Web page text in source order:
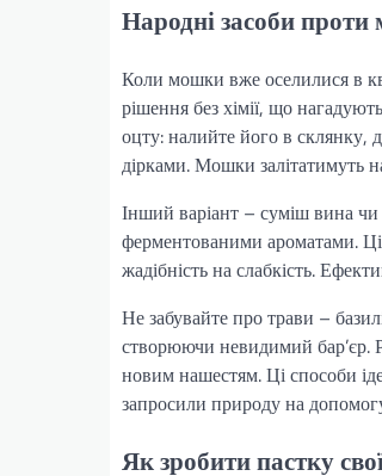
Народні засоби проти
Коли мошки вже оселилися в
рішення без хімії, що
оцту: налийте його в склянку,
дірками. Мошки залітатимуть
Інший варіант – суміш вина
ферментованими ароматами.
жадібність на слабкість.
Не забувайте про трави –
створюючи невидимий бар’єр.
новим нашестям. Ці способи
запросили природу на
Як зробити пастку